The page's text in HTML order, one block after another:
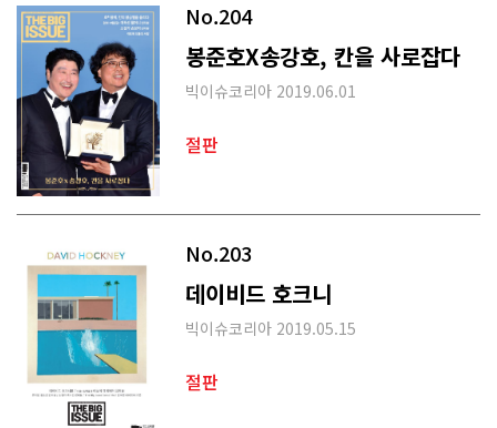
No.204
봉준호X송강호, 칸을 사로잡다
빅이슈코리아 2019.06.01
절판
No.203
데이비드 호크니
빅이슈코리아 2019.05.15
절판